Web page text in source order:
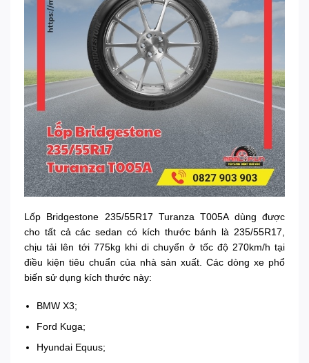
Lốp Bridgestone 235/55R17 Turanza T005A dùng được
cho tất cả các sedan có kích thước bánh là 235/55R17,
chịu tải lên tới 775kg khi di chuyển ở tốc độ 270km/h tại
điều kiện tiêu chuẩn của nhà sản xuất. Các dòng xe phổ
biến sử dụng kích thước này:
BMW X3;
Ford Kuga;
Hyundai Equus;